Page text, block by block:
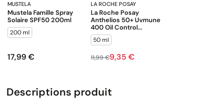
MUSTELA
Mustela Famille Spray
Solaire SPF50 200ml
200 ml
Prix
17,99 €
LA ROCHE POSAY
La Roche Posay
Anthelios 50+ Uvmune
400 Oil Control...
50 ml
Prix de base
11,99 €
Prix 9,35 €
Descriptions produit